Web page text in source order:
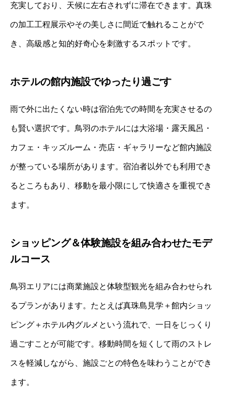
充実しており、天候に左右されずに滞在できます。真珠
の加工工程展示やその美しさに間近で触れることがで
き、高級感と知的好奇心を刺激するスポットです。
ホテルの館内施設でゆったり過ごす
雨で外に出たくない時は宿泊先での時間を充実させるの
も賢い選択です。鳥羽のホテルには大浴場・露天風呂・
カフェ・キッズルーム・売店・ギャラリーなど館内施設
が整っている場所があります。宿泊者以外でも利用でき
るところもあり、移動を最小限にして快適さを重視でき
ます。
ショッピング＆体験施設を組み合わせたモデ
ルコース
鳥羽エリアには商業施設と体験型観光を組み合わせられ
るプランがあります。たとえば真珠島見学＋館内ショッ
ピング＋ホテル内グルメという流れで、一日をじっくり
過ごすことが可能です。移動時間を短くして雨のストレ
スを軽減しながら、施設ごとの特色を味わうことができ
ます。